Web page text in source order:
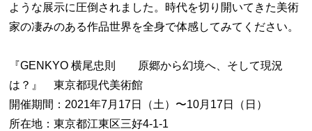
ような展示に圧倒されました。時代を切り開いてきた美術
家の凄みのある作品世界を全身で体感してみてください。
『GENKYO 横尾忠則 原郷から幻境へ、そして現況
は？』 東京都現代美術館
開催期間：2021年7月17日（土）〜10月17日（日）
所在地：東京都江東区三好4-1-1